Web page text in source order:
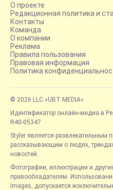
О проекте
Редакционная политика и
Контакты
Команда
О компании
Реклама
Правила пользования
Правовая информация
Политика
© 2026 LLC «UBT MEDIA»
Идентификатор онлайн-медиа в
R40-05347
Styler является развлекательным
рассказывающим о людях,
новостей.
Фотографии, иллюстрации и
правообладателям.
Images, допускается